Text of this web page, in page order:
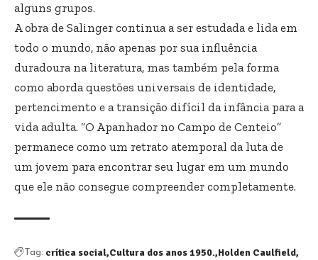
alguns grupos.
A obra de Salinger continua a ser estudada e lida em
todo o mundo, não apenas por sua influência
duradoura na literatura, mas também pela forma
como aborda questões universais de identidade,
pertencimento e a transição difícil da infância para a
vida adulta. “O Apanhador no Campo de Centeio”
permanece como um retrato atemporal da luta de
um jovem para encontrar seu lugar em um mundo
que ele não consegue compreender completamente.
Tag: crítica social Cultura dos anos 1950. Holden Caulfield